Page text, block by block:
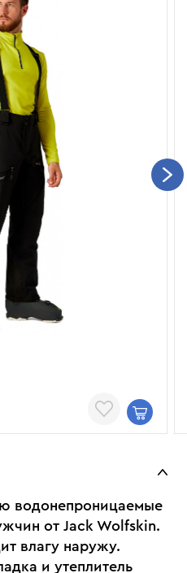
водонепроницаемые
от Jack Wolfskin.
влагу наружу.
и утеплитель